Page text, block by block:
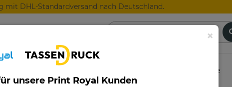
mit DHL-Standardversand nach Deutschland.
Gutscheine
×
unsere Print Royal Kunden